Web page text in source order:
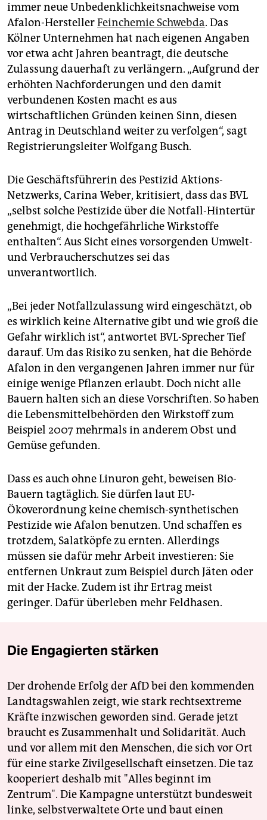
immer neue Unbedenklichkeitsnachweise vom
Afalon-HerstellerFeinchemie Schwebda. Das
Kölner Unternehmen hat nach eigenen Angaben
vor etwa acht Jahren beantragt, die deutsche
Zulassung dauerhaft zu verlängern. „Aufgrund der
erhöhten Nachforderungen und den damit
verbundenen Kosten macht es aus
wirtschaftlichen Gründen keinen Sinn, diesen
Antrag in Deutschland weiter zu verfolgen“, sagt
Registrierungsleiter Wolfgang Busch.
Die Geschäftsführerin des Pestizid Aktions-
Netzwerks, Carina Weber, kritisiert, dass das BVL
„selbst solche Pestizide über die Notfall-Hintertür
genehmigt, die hochgefährliche Wirkstoffe
enthalten“. Aus Sicht eines vorsorgenden Umwelt-
und Verbraucherschutzes sei das
unverantwortlich.
„Bei jeder Notfallzulassung wird eingeschätzt, ob
es wirklich keine Alternative gibt und wie groß die
Gefahr wirklich ist“, antwortet BVL-Sprecher Tief
darauf. Um das Risiko zu senken, hat die Behörde
Afalon in den vergangenen Jahren immer nur für
einige wenige Pflanzen erlaubt. Doch nicht alle
Bauern halten sich an diese Vorschriften. So haben
die Lebensmittelbehörden den Wirkstoff zum
Beispiel 2007 mehrmals in anderem Obst und
Gemüse gefunden.
Dass es auch ohne Linuron geht, beweisen Bio-
Bauern tagtäglich. Sie dürfen laut EU-
Ökoverordnung keine chemisch-synthetischen
Pestizide wie Afalon benutzen. Und schaffen es
trotzdem, Salatköpfe zu ernten. Allerdings
müssen sie dafür mehr Arbeit investieren: Sie
entfernen Unkraut zum Beispiel durch Jäten oder
mit der Hacke. Zudem ist ihr Ertrag meist
geringer. Dafür überleben mehr Feldhasen.
Die Engagierten stärken
Der drohende Erfolg der AfD bei den kommenden
Landtagswahlen zeigt, wie stark rechtsextreme
Kräfte inzwischen geworden sind. Gerade jetzt
braucht es Zusammenhalt und Solidarität. Auch
und vor allem mit den Menschen, die sich vor Ort
für eine starke Zivilgesellschaft einsetzen. Die taz
kooperiert deshalb mit "Alles beginnt im
Zentrum". Die Kampagne unterstützt bundesweit
linke, selbstverwaltete Orte und baut einen